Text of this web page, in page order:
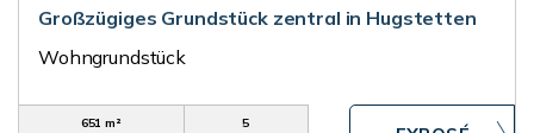
Großzügiges Grundstück zentral in Hugstetten
Wohngrundstück
651 m²
5